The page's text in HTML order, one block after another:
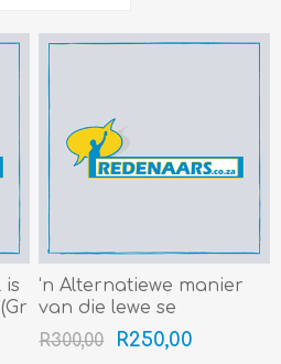
is
‘n Alternatiewe manier
van die lewe se
struikelblokke te
oorkom, is om positief te
R300,00 R250,00